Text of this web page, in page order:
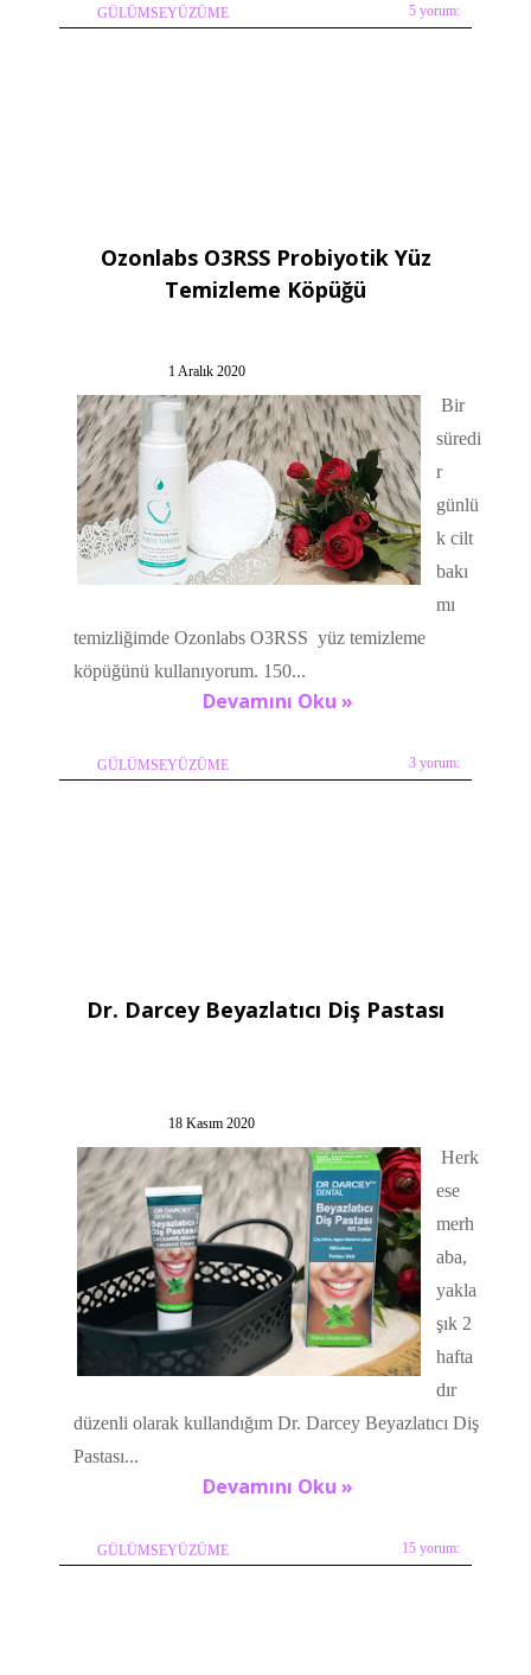
GÜLÜMSEYÜZÜME 5 yorum:
Ozonlabs O3RSS Probiyotik Yüz
Temizleme Köpüğü
1 Aralık 2020
Bir
süredi
r
günlü
k cilt
bakı
mı
temizliğimde Ozonlabs O3RSS yüz temizleme
köpüğünü kullanıyorum. 150...
Devamını Oku »
GÜLÜMSEYÜZÜME 3 yorum:
Dr. Darcey Beyazlatıcı Diş Pastası
18 Kasım 2020
Herk
ese
merh
aba,
yakla
şık 2
hafta
dır
düzenli olarak kullandığım Dr. Darcey Beyazlatıcı Diş
Pastası...
Devamını Oku »
GÜLÜMSEYÜZÜME 15 yorum: